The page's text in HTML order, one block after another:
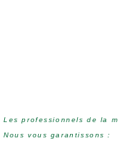
Les professionnels de la
Nous vous garantissons :